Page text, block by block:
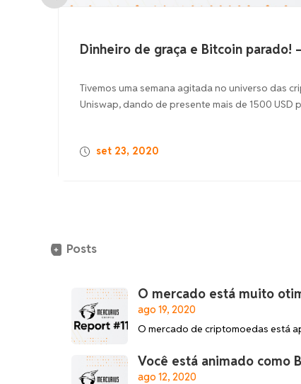
Dinheiro de graça e Bitcoin parado! –
Tivemos uma semana agitada no universo das
Uniswap, dando de presente mais de 1500 USD para
set 23, 2020
+ Posts
O mercado está muito
ago 19, 2020
O mercado de criptomoedas está
Você está animado como
ago 12, 2020